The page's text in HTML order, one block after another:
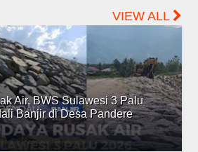
VIEW ALL
Air, BWS Sulawesi 3 Palu
Banjir di Desa Pandere